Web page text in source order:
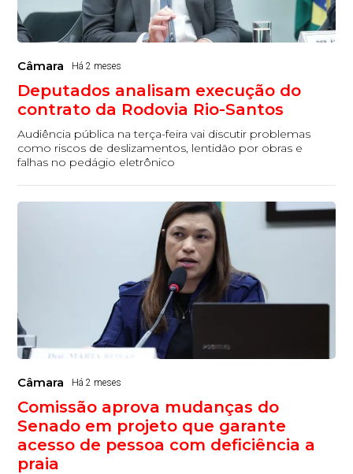
Câmara Há 2 meses
Deputados analisam execução do
contrato da Rodovia Rio-Santos
Audiência pública na terça-feira vai discutir problemas
como riscos de deslizamentos, lentidão por obras e
falhas no pedágio eletrônico
Câmara Há 2 meses
Comissão aprova mudanças do
Senado em projeto que garante
acesso de pessoa com deficiência a
praia